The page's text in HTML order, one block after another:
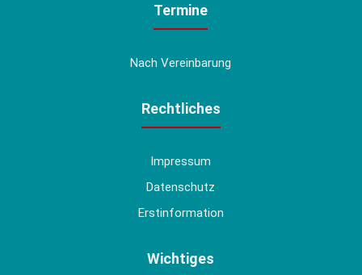
Termine
Nach Vereinbarung
Rechtliches
Impressum
Datenschutz
Erstinformation
Wichtiges